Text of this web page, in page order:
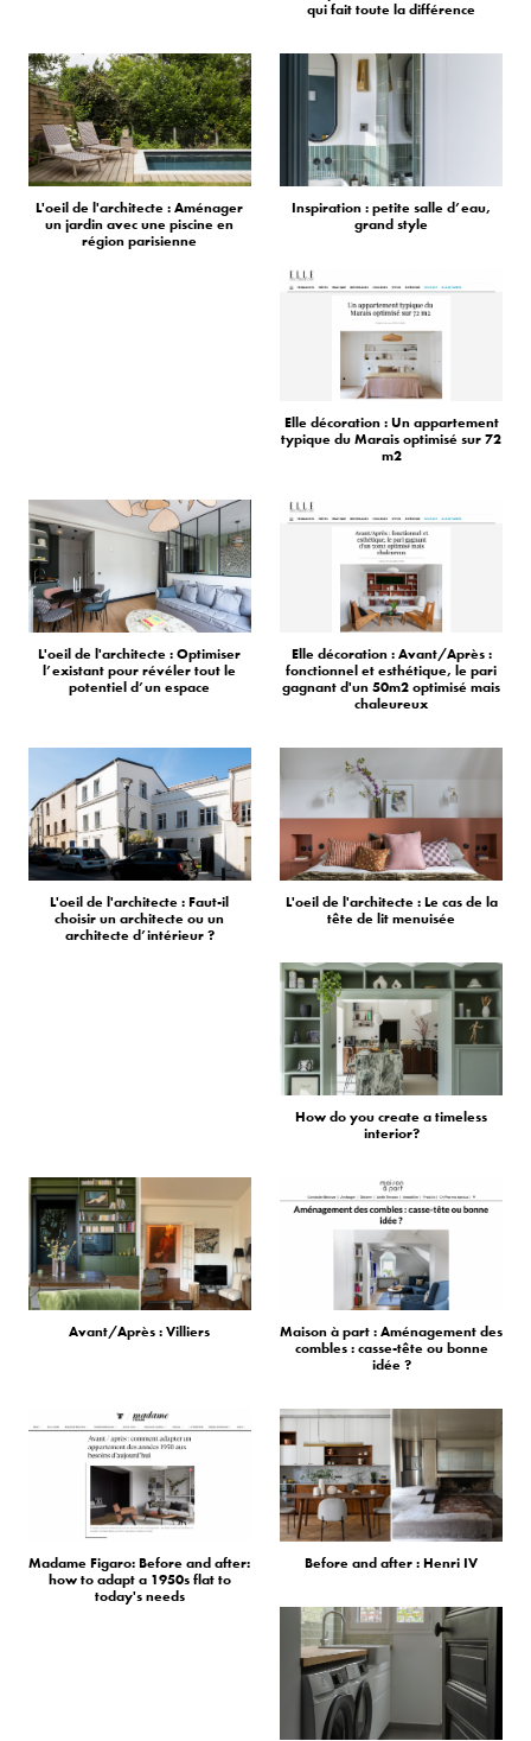
qui fait toute la différence
L'oeil de l'architecte : Aménager
un jardin avec une piscine en
région parisienne
Inspiration : petite salle d’eau,
grand style
Elle décoration : Un appartement
typique du Marais optimisé sur 72
m2
L'oeil de l'architecte : Optimiser
l’existant pour révéler tout le
potentiel d’un espace
Elle décoration : Avant/Après :
fonctionnel et esthétique, le pari
gagnant d'un 50m2 optimisé mais
chaleureux
L'oeil de l'architecte : Faut-il
choisir un architecte ou un
architecte d’intérieur ?
L'oeil de l'architecte : Le cas de la
tête de lit menuisée
How do you create a timeless
interior?
Avant/Après : Villiers
Maison à part : Aménagement des
combles : casse-tête ou bonne
idée ?
Madame Figaro: Before and after:
how to adapt a 1950s flat to
today's needs
Before and after : Henri IV